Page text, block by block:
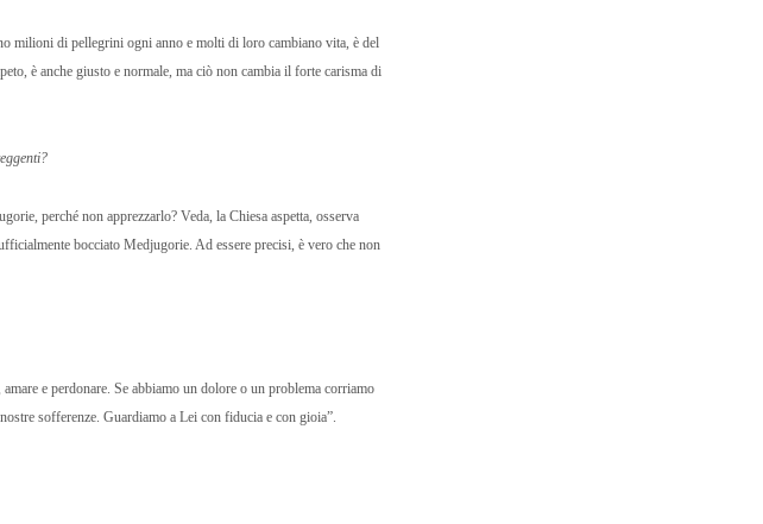
milioni di pellegrini ogni anno e molti di loro cambiano vita, è del
è anche giusto e normale, ma ciò non cambia il forte carisma di
perché non apprezzarlo? Veda, la Chiesa aspetta, osserva
bocciato Medjugorie. Ad essere precisi, è vero che non
e perdonare. Se abbiamo un dolore o un problema corriamo
sofferenze. Guardiamo a Lei con fiducia e con gioia”.